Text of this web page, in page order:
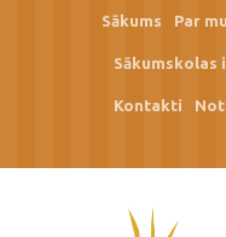
Sākums Par
Sākumskolas
Kontakti